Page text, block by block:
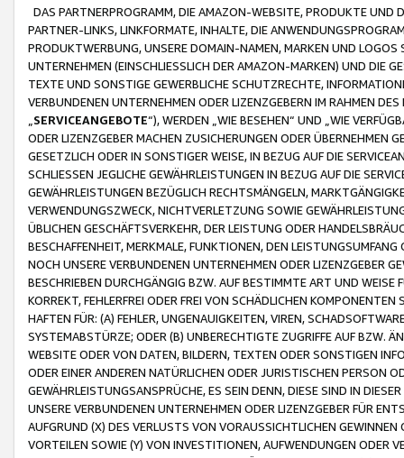
DAS PARTNERPROGRAMM, DIE AMAZON-WEBSITE, PRODUKTE UND
PARTNER-LINKS, LINKFORMATE, INHALTE, DIE
PRODUKTWERBUNG, UNSERE DOMAIN-NAMEN, MARKEN UND
UNTERNEHMEN (EINSCHLIESSLICH DER AMAZON-MARKEN) UND DIE
TEXTE UND SONSTIGE GEWERBLICHE SCHUTZRECHTE,
VERBUNDENEN UNTERNEHMEN ODER LIZENZGEBERN IM RAHMEN
SERVICEANGEBOTE“), WERDEN „WIE BESEHEN“ UND „WIE
ODER LIZENZGEBER MACHEN ZUSICHERUNGEN ODER ÜBERNEHMEN
GESETZLICH ODER IN SONSTIGER WEISE, IN BEZUG AUF DIE
SCHLIESSEN JEGLICHE GEWÄHRLEISTUNGEN IN BEZUG AUF DIE
GEWÄHRLEISTUNGEN BEZÜGLICH RECHTSMÄNGELN,
VERWENDUNGSZWECK, NICHTVERLETZUNG SOWIE
ÜBLICHEN GESCHÄFTSVERKEHR, DER LEISTUNG ODER
BESCHAFFENHEIT, MERKMALE, FUNKTIONEN, DEN
NOCH UNSERE VERBUNDENEN UNTERNEHMEN ODER LIZENZGEBER
BESCHRIEBEN DURCHGÄNGIG BZW. AUF BESTIMMTE ART UND
KORREKT, FEHLERFREI ODER FREI VON SCHÄDLICHEN
HAFTEN FÜR: (A) FEHLER, UNGENAUIGKEITEN, VIREN,
SYSTEMABSTÜRZE; ODER (B) UNBERECHTIGTE ZUGRIFFE AUF BZW.
WEBSITE ODER VON DATEN, BILDERN, TEXTEN ODER SONSTIGEN
ODER EINER ANDEREN NATÜRLICHEN ODER JURISTISCHEN PERSON
GEWÄHRLEISTUNGSANSPRÜCHE, ES SEIN DENN, DIESE SIND IN
UNSERE VERBUNDENEN UNTERNEHMEN ODER LIZENZGEBER FÜR
AUFGRUND (X) DES VERLUSTS VON VORAUSSICHTLICHEN
VORTEILEN SOWIE (Y) VON INVESTITIONEN, AUFWENDUNGEN ODER